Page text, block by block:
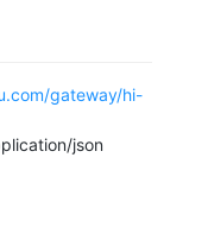
gateway/hi-
json